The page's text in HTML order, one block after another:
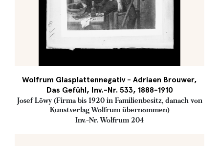
Wolfrum Glasplattennegativ - Adriaen Brouwer,
Das Gefühl, Inv.-Nr. 533, 1888-1910
Josef Löwy (Firma bis 1920 in Familienbesitz, danach von
Kunstverlag Wolfrum übernommen)
Inv.-Nr. Wolfrum 204